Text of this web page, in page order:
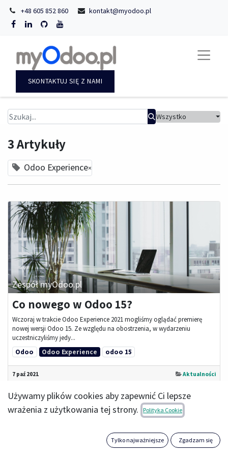
+48 605 852 860 kontakt@myodoo.pl
SKONTAKTUJ SIĘ Z NAMI
Wszystko
3 Artykuły
Odoo Experience×
Zespół myOdoo.pl
Co nowego w Odoo 15?
Wczoraj w trakcie Odoo Experience 2021 mogliśmy oglądać premierę
nowej wersji Odoo 15. Ze względu na obostrzenia, w wydarzeniu
uczestniczyliśmy jedy...
Odoo
Odoo Experience odoo 15
7 paź 2021 Aktualności
Używamy plików cookies aby zapewnić Ci lepsze
wrażenia z użytkowania tej strony.
Polityka Cookie
Tylko najważniejsze Zgadzam się